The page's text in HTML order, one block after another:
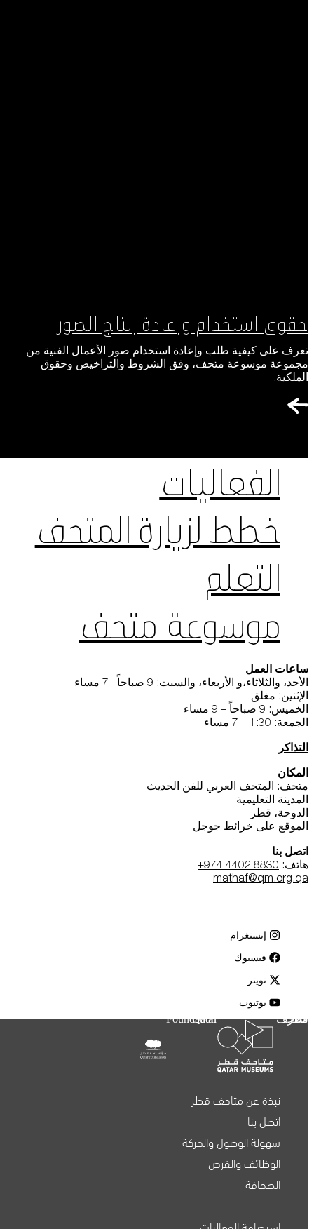
حقوق استخدام وإعادة إنتاج الصور
تعرف على كيفية طلب وإعادة استخدام صور الأعمال الفنية من
مجموعة موسوعة متحف، وفق الشروط والتراخيص وحقوق
الملكية.
الفعاليات
خطط لزيارة المتحف
التعلم
موسوعة متحف
ساعات العمل
الأحد، والثلاثاء،و الأربعاء، والسبت: 9 صباحاً –7 مساء
الإثنين: مغلق
الخميس: 9 صباحاً – 9 مساء
الجمعة: 1:30 – 7 مساء
التذاكر
المكان
متحف: المتحف العربي للفن الحديث
المدينة التعليمية
الدوحة، قطر
الموقع على خرائط جوجل
اتصل بنا
هاتف: +974 4402 8830
mathaf@qm.org.qa
إنستغرام
فيسبوك
تويتر
يوتيوب
متاحف قطر Qatar Foundation
نبذة عن متاحف قطر
اتصل بنا
سهولة الوصول والحركة
الوظائف والفرص
الصحافة